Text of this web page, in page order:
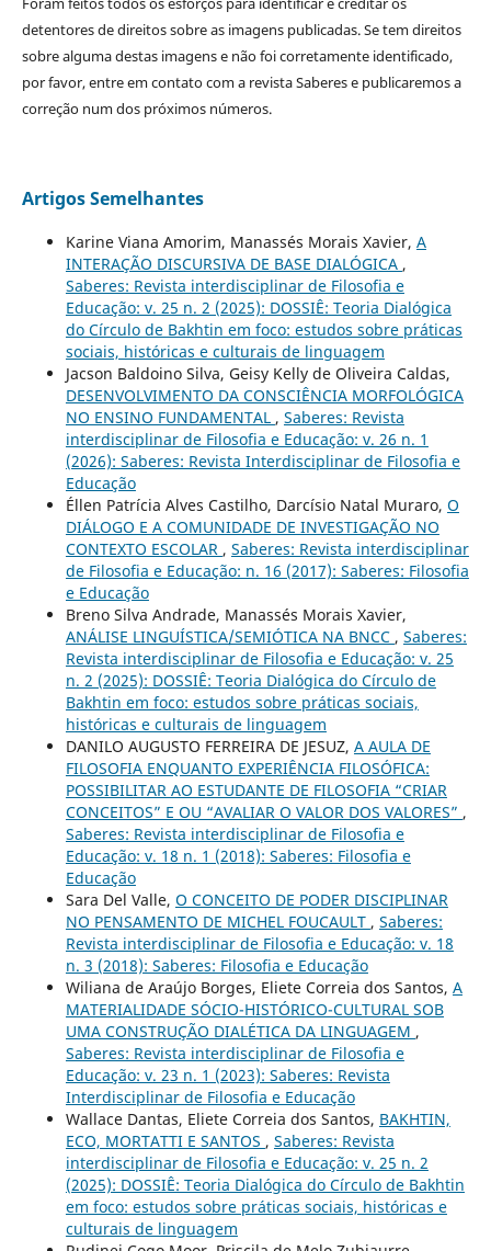
detentores de direitos sobre as imagens publicadas. Se tem direitos
sobre alguma destas imagens e não foi corretamente identificado,
por favor, entre em contato com a revista Saberes e publicaremos a
correção num dos próximos números.
Artigos Semelhantes
Karine Viana Amorim, Manassés Morais Xavier, A
INTERAÇÃO DISCURSIVA DE BASE DIALÓGICA ,
Saberes: Revista interdisciplinar de Filosofia e
Educação: v. 25 n. 2 (2025): DOSSIÊ: Teoria Dialógica
do Círculo de Bakhtin em foco: estudos sobre práticas
sociais, históricas e culturais de linguagem
Jacson Baldoino Silva, Geisy Kelly de Oliveira Caldas,
DESENVOLVIMENTO DA CONSCIÊNCIA MORFOLÓGICA
NO ENSINO FUNDAMENTAL , Saberes: Revista
interdisciplinar de Filosofia e Educação: v. 26 n. 1
(2026): Saberes: Revista Interdisciplinar de Filosofia e
Educação
Éllen Patrícia Alves Castilho, Darcísio Natal Muraro, O
DIÁLOGO E A COMUNIDADE DE INVESTIGAÇÃO NO
CONTEXTO ESCOLAR , Saberes: Revista interdisciplinar
de Filosofia e Educação: n. 16 (2017): Saberes: Filosofia
e Educação
Breno Silva Andrade, Manassés Morais Xavier,
ANÁLISE LINGUÍSTICA/SEMIÓTICA NA BNCC , Saberes:
Revista interdisciplinar de Filosofia e Educação: v. 25
n. 2 (2025): DOSSIÊ: Teoria Dialógica do Círculo de
Bakhtin em foco: estudos sobre práticas sociais,
históricas e culturais de linguagem
DANILO AUGUSTO FERREIRA DE JESUZ, A AULA DE
FILOSOFIA ENQUANTO EXPERIÊNCIA FILOSÓFICA:
POSSIBILITAR AO ESTUDANTE DE FILOSOFIA “CRIAR
CONCEITOS” E OU “AVALIAR O VALOR DOS VALORES” ,
Saberes: Revista interdisciplinar de Filosofia e
Educação: v. 18 n. 1 (2018): Saberes: Filosofia e
Educação
Sara Del Valle, O CONCEITO DE PODER DISCIPLINAR
NO PENSAMENTO DE MICHEL FOUCAULT , Saberes:
Revista interdisciplinar de Filosofia e Educação: v. 18
n. 3 (2018): Saberes: Filosofia e Educação
Wiliana de Araújo Borges, Eliete Correia dos Santos, A
MATERIALIDADE SÓCIO-HISTÓRICO-CULTURAL SOB
UMA CONSTRUÇÃO DIALÉTICA DA LINGUAGEM ,
Saberes: Revista interdisciplinar de Filosofia e
Educação: v. 23 n. 1 (2023): Saberes: Revista
Interdisciplinar de Filosofia e Educação
Wallace Dantas, Eliete Correia dos Santos, BAKHTIN,
ECO, MORTATTI E SANTOS , Saberes: Revista
interdisciplinar de Filosofia e Educação: v. 25 n. 2
(2025): DOSSIÊ: Teoria Dialógica do Círculo de Bakhtin
em foco: estudos sobre práticas sociais, históricas e
culturais de linguagem